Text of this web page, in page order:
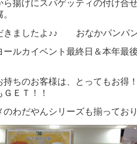
ら揚げにスパゲッティの付け合
きましたよ♪♪ おなかパンパ
ールカイベント最終日＆本年最
持ちのお客様は、とってもお
ＥＴ！！
のわだやんシリーズも揃ってお